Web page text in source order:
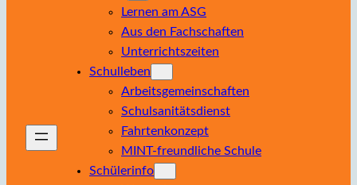
Lernen am ASG
Aus den Fachschaften
Unterrichtszeiten
Schulleben
Arbeitsgemeinschaften
Schulsanitätsdienst
Fahrtenkonzept
MINT-freundliche Schule
Schülerinfo